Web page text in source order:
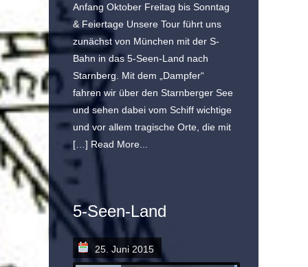
Anfang Oktober Freitag bis Sonntag
& Feiertage Unsere Tour führt uns
zunächst von München mit der S-
Bahn in das 5-Seen-Land nach
Starnberg. Mit dem „Dampfer“
fahren wir über den Starnberger See
und sehen dabei vom Schiff wichtige
und vor allem tragische Orte, die mit
[…] Read More...
5-Seen-Land
25. Juni 2015